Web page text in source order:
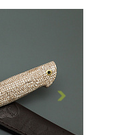
38.2
27.6
26.4